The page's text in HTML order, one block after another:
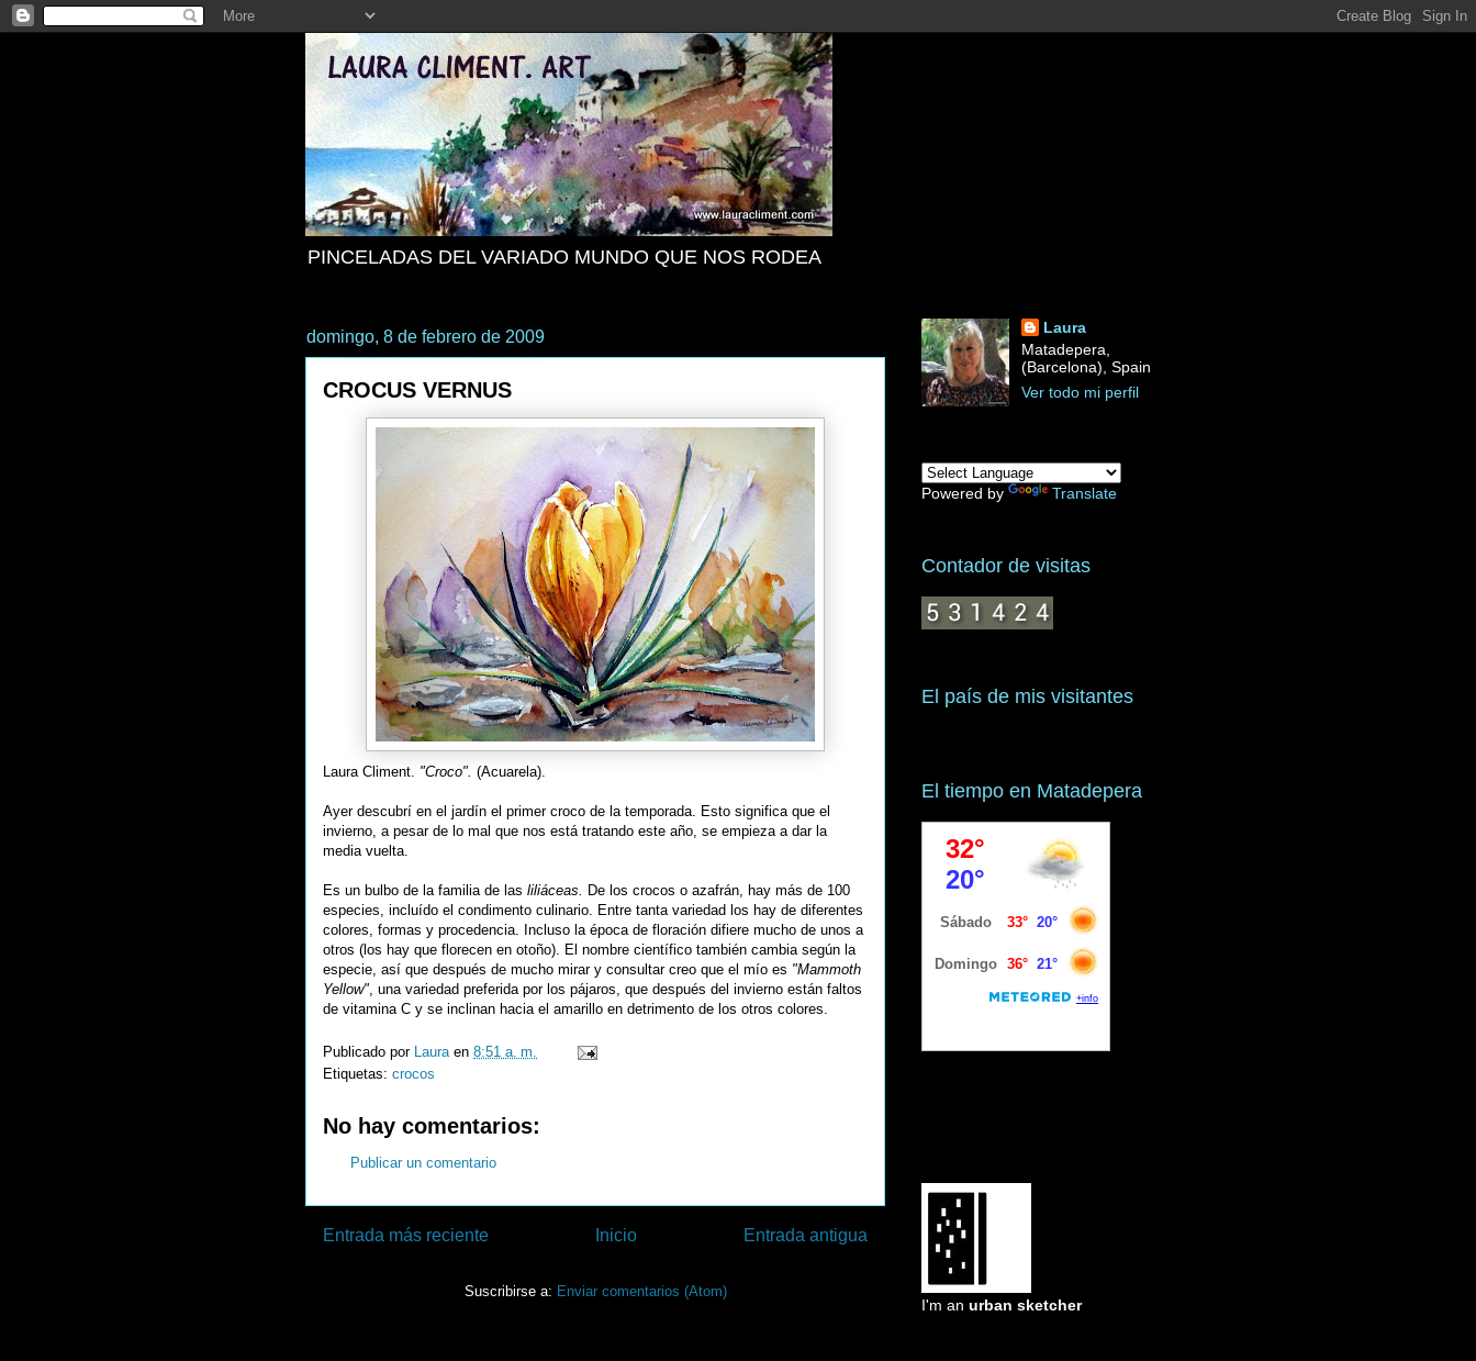
PINCELADAS DEL VARIADO MUNDO QUE NOS RODEA
domingo, 8 de febrero de 2009
CROCUS VERNUS
Laura Climent. "Croco". (Acuarela).
Ayer descubrí en el jardín el primer croco de la temporada. Esto significa que el
invierno, a pesar de lo mal que nos está tratando este año, se empieza a dar la
media vuelta.
Es un bulbo de la familia de las liliáceas. De los crocos o azafrán, hay más de 100
especies, incluído el condimento culinario. Entre tanta variedad los hay de diferentes
colores, formas y procedencia. Incluso la época de floración difiere mucho de unos a
otros (los hay que florecen en otoño). El nombre científico también cambia según la
especie, así que después de mucho mirar y consultar creo que el mío es "Mammoth
Yellow", una variedad preferida por los pájaros, que después del invierno están faltos
de vitamina C y se inclinan hacia el amarillo en detrimento de los otros colores.
Publicado por Laura en 8:51 a. m.
Etiquetas: crocos
No hay comentarios:
Publicar un comentario
Entrada más reciente Entrada antigua
Inicio
Suscribirse a: Enviar comentarios (Atom)
Laura
Matadepera,
(Barcelona), Spain
Ver todo mi perfil
Powered by Translate
Contador de visitas
El país de mis visitantes
El tiempo en Matadepera
I'm an urban sketcher